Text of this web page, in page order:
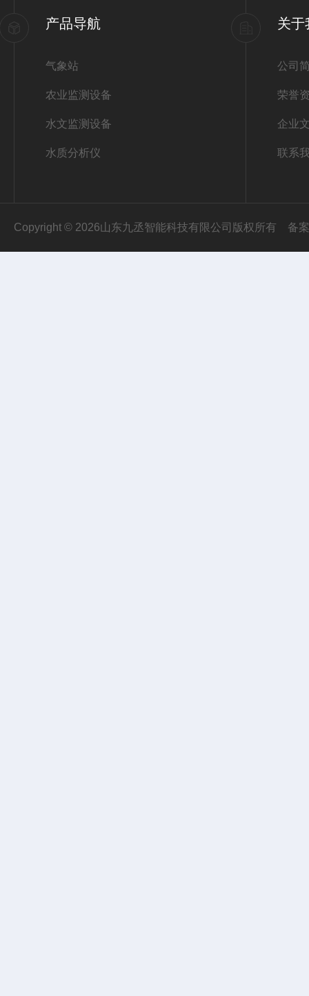
产品导航
气象站
农业监测设备
水文监测设备
水质分析仪
关于
公司
荣誉
企业
联系
Copyright © 2026山东九丞智能科技有限公司版权所有 备